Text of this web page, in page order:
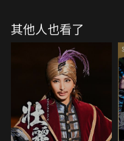
舞步的場景！
其他人也看了